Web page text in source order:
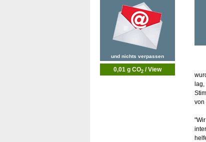
lag,
von
und nichts verpassen
0,01 g CO2 / View